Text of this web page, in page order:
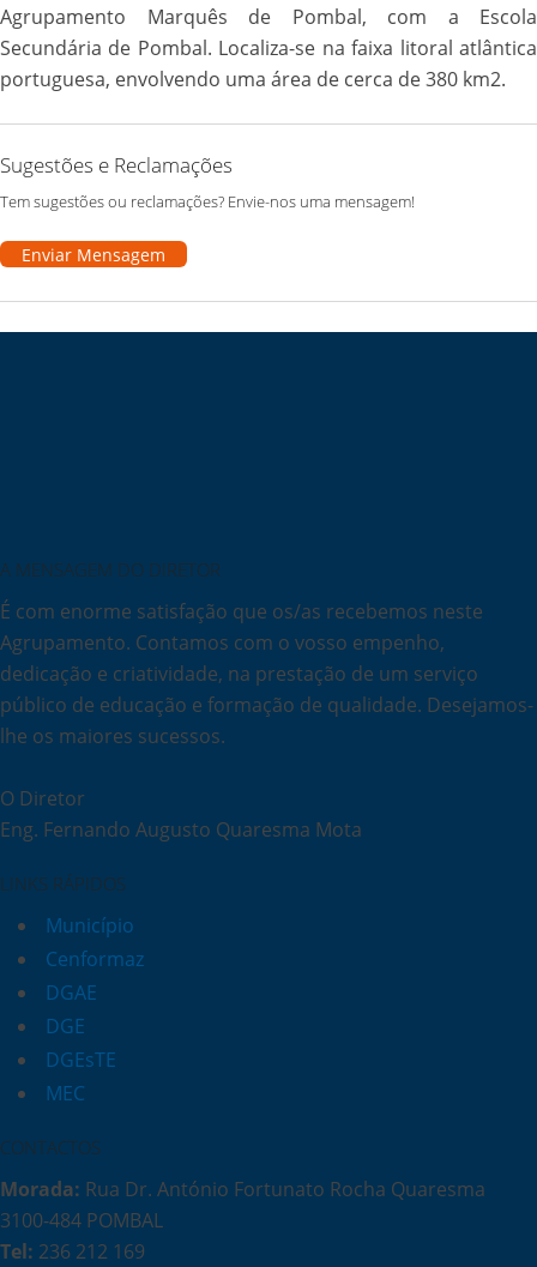
Agrupamento Marquês de Pombal, com a Escola
Secundária de Pombal. Localiza-se na faixa litoral atlântica
portuguesa, envolvendo uma área de cerca de 380 km2.
Sugestões e Reclamações
Tem sugestões ou reclamações? Envie-nos uma mensagem!
Enviar Mensagem
A MENSAGEM DO DIRETOR
É com enorme satisfação que os/as recebemos neste
Agrupamento. Contamos com o vosso empenho,
dedicação e criatividade, na prestação de um serviço
público de educação e formação de qualidade. Desejamos-
lhe os maiores sucessos.
O Diretor
Eng. Fernando Augusto Quaresma Mota
LINKS RÁPIDOS
Município
Cenformaz
DGAE
DGE
DGEsTE
MEC
CONTACTOS
Morada: Rua Dr. António Fortunato Rocha Quaresma
3100-484 POMBAL
Tel: 236 212 169